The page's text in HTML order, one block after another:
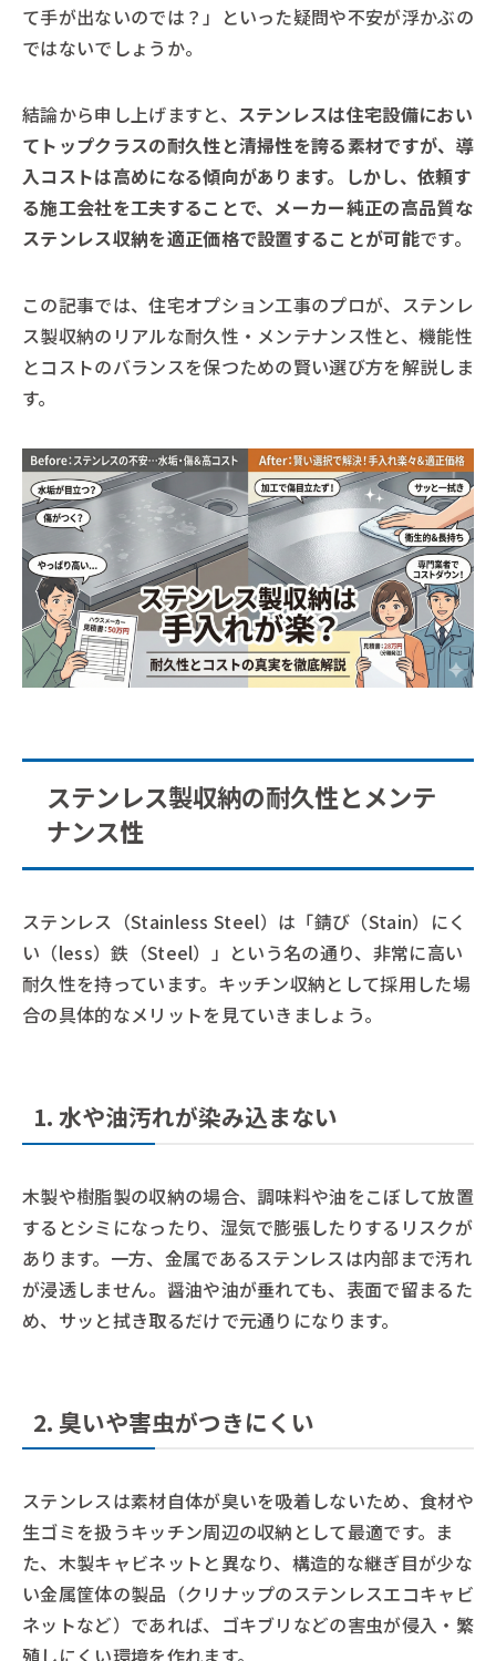
て手が出ないのでは？」といった疑問や不安が浮かぶの
ではないでしょうか。
結論から申し上げますと、 ステンレスは住宅設備におい
てトップクラスの耐久性と清掃性を誇る素材ですが、導
入コストは高めになる傾向があります。しかし、依頼す
る施工会社を工夫することで、メーカー純正の高品質な
ステンレス収納を適正価格で設置することが可能です。
この記事では、住宅オプション工事のプロが、ステンレ
ス製収納のリアルな耐久性・メンテナンス性と、機能性
とコストのバランスを保つための賢い選び方を解説しま
す。
ステンレス製収納の耐久性とメンテ
ナンス性
ステンレス（Stainless Steel）は「錆び（Stain）にく
い（less）鉄（Steel）」という名の通り、非常に高い
耐久性を持っています。キッチン収納として採用した場
合の具体的なメリットを見ていきましょう。
1. 水や油汚れが染み込まない
木製や樹脂製の収納の場合、調味料や油をこぼして放置
するとシミになったり、湿気で膨張したりするリスクが
あります。一方、金属であるステンレスは内部まで汚れ
が浸透しません。醤油や油が垂れても、表面で留まるた
め、サッと拭き取るだけで元通りになります。
2. 臭いや害虫がつきにくい
ステンレスは素材自体が臭いを吸着しないため、食材や
生ゴミを扱うキッチン周辺の収納として最適です。ま
た、木製キャビネットと異なり、構造的な継ぎ目が少な
い金属筐体の製品（クリナップのステンレスエコキャビ
ネットなど）であれば、ゴキブリなどの害虫が侵入・繁
殖しにくい環境を作れます。